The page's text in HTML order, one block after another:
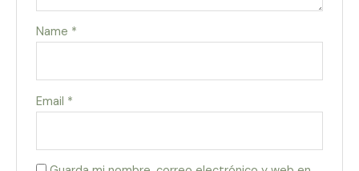
Name *
Email *